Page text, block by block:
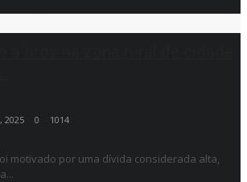
2025 0 1014
motivado por uma dívida considerada alta,